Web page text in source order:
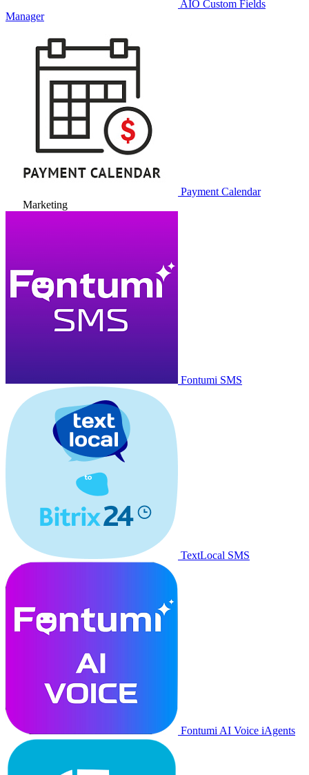
AIO Custom Fields
Manager
Payment Calendar
Marketing
Fontumi SMS
TextLocal SMS
Fontumi AI Voice iAgents